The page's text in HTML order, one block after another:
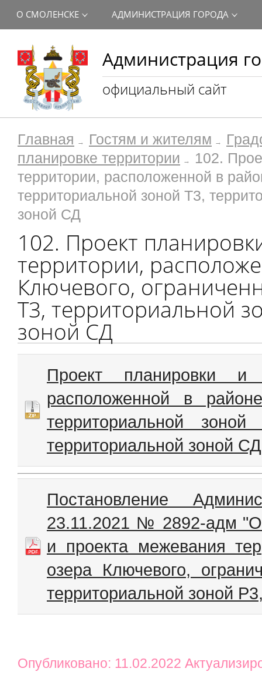
Администрация
официальный сайт
О СМОЛЕНСКЕ АДМИНИСТРАЦИЯ ГОРОДА
Главная Гостям и жителям
планировке территории
102.
территории, расположенной в
территориальной зоной Т3,
зоной СД
102. Проект
территории,
Ключевого,
Т3, территориальной
зоной СД
Проект планировки и
расположенной в
территориальной
территориальной зоной СД
Постановление
23.11.2021 № 2892-адм
и проекта межевания
озера Ключевого,
территориальной зоной
Опубликовано: 11.02.2022